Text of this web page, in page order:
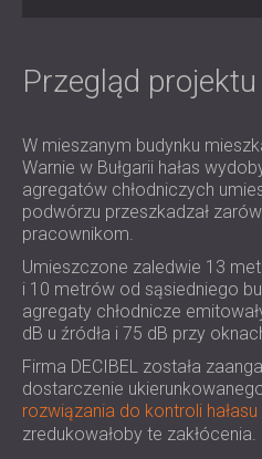
KLUBÓW
IZOLACJA
AKUSTYCZNE DLA
IZOLACJA
AKUSTYCZNE DO
ROZWIĄZANIA
AKUSTYCZNE DLA
HANDLOWYCH
WYCISZANIE I
EDUKACYJNYCH
PANELE
AKUSTYCZNE DLA
ZDROWIA
ROZWIĄZANIA
РОССИЯ (RU)
USA (US)
Przegląd projektu
W mieszanym budynku
Warnie w Bułgarii hałas
agregatów chłodniczych
podwórzu przeszkadzał
pracownikom.
Umieszczone zaledwie 13
i 10 metrów od sąsiedniego
agregaty chłodnicze
dB u źródła i 75 dB przy
Firma DECIBEL została
dostarczenie
rozwiązania do kontroli hałasu
zredukowałoby te zakłócenia.